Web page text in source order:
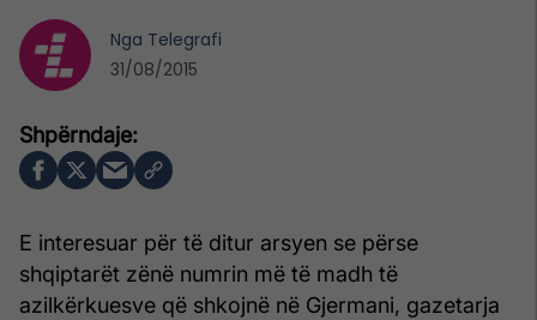
E interesuar për të ditur arsyen se përse
shqiptarët zënë numrin më të madh të
azilkërkuesve që shkojnë në Gjermani, gazetarja
Nga Telegrafi
31/08/2015